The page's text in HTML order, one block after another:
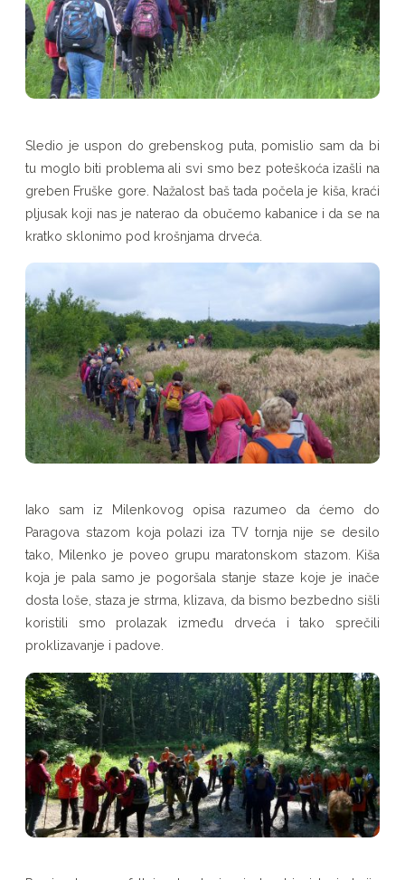
Sledio je uspon do grebenskog puta, pomislio sam da bi
tu moglo biti problema ali svi smo bez poteškoća izašli na
greben Fruške gore. Nažalost baš tada počela je kiša, kraći
pljusak koji nas je naterao da obučemo kabanice i da se na
kratko sklonimo pod krošnjama drveća.
Iako sam iz Milenkovog opisa razumeo da ćemo do
Paragova stazom koja polazi iza TV tornja nije se desilo
tako, Milenko je poveo grupu maratonskom stazom. Kiša
koja je pala samo je pogoršala stanje staze koje je inače
dosta loše, staza je strma, klizava, da bismo bezbedno sišli
koristili smo prolazak između drveća i tako sprečili
proklizavanje i padove.